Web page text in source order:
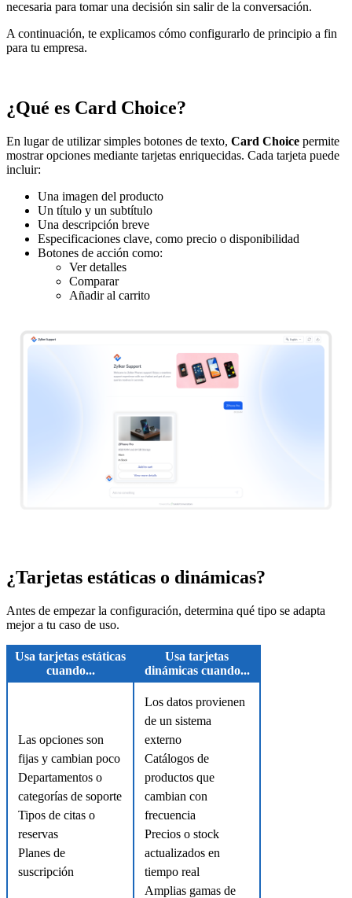
necesaria para tomar una decisión sin salir de la conversación.
A continuación, te explicamos cómo configurarlo de principio a fin
para tu empresa.
¿Qué es Card Choice?
En lugar de utilizar simples botones de texto, Card Choice permite
mostrar opciones mediante tarjetas enriquecidas. Cada tarjeta puede
incluir:
Una imagen del producto
Un título y un subtítulo
Una descripción breve
Especificaciones clave, como precio o disponibilidad
Botones de acción como:
Ver detalles
Comparar
Añadir al carrito
¿Tarjetas estáticas o dinámicas?
Antes de empezar la configuración, determina qué tipo se adapta
mejor a tu caso de uso.
Usa tarjetas estáticas
cuando...
Usa tarjetas
dinámicas cuando...
Las opciones son
fijas y cambian poco
Departamentos o
categorías de soporte
Tipos de citas o
reservas
Planes de
suscripción
Los datos provienen
de un sistema
externo
Catálogos de
productos que
cambian con
frecuencia
Precios o stock
actualizados en
tiempo real
Amplias gamas de